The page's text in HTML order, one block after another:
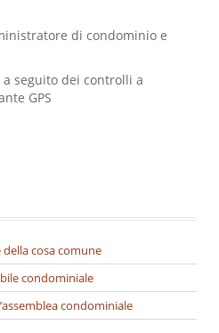
di condominio e
a seguito dei controlli a
GPS
cosa comune
condominiale
condominiale